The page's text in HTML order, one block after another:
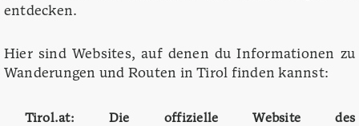
entdecken.
Hier sind Websites, auf denen du Informationen zu
Wanderungen und Routen in Tirol finden kannst:
Tirol.at: Die offizielle Website des